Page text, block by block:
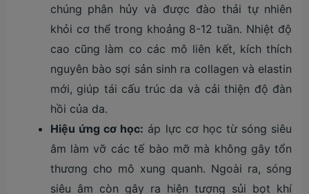
chúng phân hủy và được đào thải tự nhiên
khỏi cơ thể trong khoảng 8-12 tuần. Nhiệt độ
cao cũng làm co các mô liên kết, kích thích
nguyên bào sợi sản sinh ra collagen và elastin
mới, giúp tái cấu trúc da và cải thiện độ đàn
hồi của da.
Hiệu ứng cơ học: áp lực cơ học từ sóng siêu
âm làm vỡ các tế bào mỡ mà không gây tổn
thương cho mô xung quanh. Ngoài ra, sóng
siêu âm còn gây ra hiện tượng sủi bọt khí